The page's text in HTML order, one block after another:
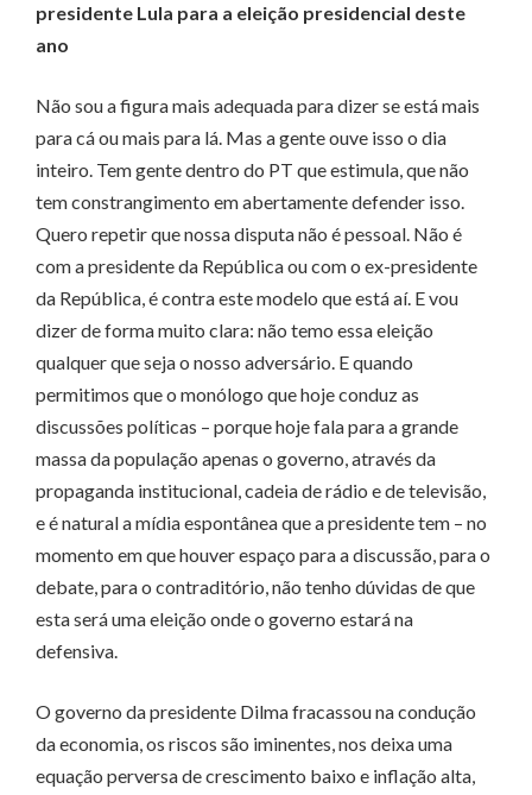
presidente Lula para a eleição presidencial deste
ano
Não sou a figura mais adequada para dizer se está mais
para cá ou mais para lá. Mas a gente ouve isso o dia
inteiro. Tem gente dentro do PT que estimula, que não
tem constrangimento em abertamente defender isso.
Quero repetir que nossa disputa não é pessoal. Não é
com a presidente da República ou com o ex-presidente
da República, é contra este modelo que está aí. E vou
dizer de forma muito clara: não temo essa eleição
qualquer que seja o nosso adversário. E quando
permitimos que o monólogo que hoje conduz as
discussões políticas – porque hoje fala para a grande
massa da população apenas o governo, através da
propaganda institucional, cadeia de rádio e de televisão,
e é natural a mídia espontânea que a presidente tem – no
momento em que houver espaço para a discussão, para o
debate, para o contraditório, não tenho dúvidas de que
esta será uma eleição onde o governo estará na
defensiva.
O governo da presidente Dilma fracassou na condução
da economia, os riscos são iminentes, nos deixa uma
equação perversa de crescimento baixo e inflação alta,